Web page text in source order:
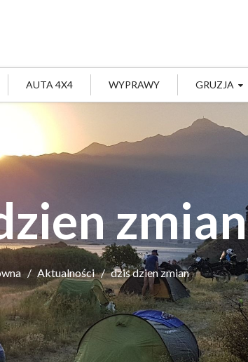
AUTA 4X4 WYPRAWY GRUZJA
zmian
Aktualności dzis dzien zmian